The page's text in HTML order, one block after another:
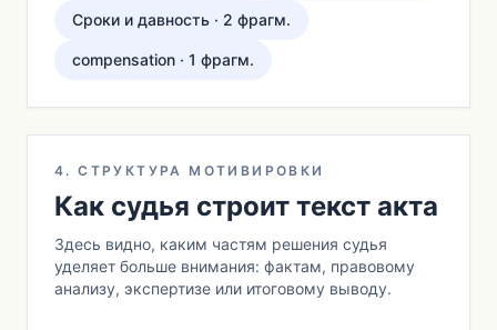
Сроки и давность · 2 фрагм.
compensation · 1 фрагм.
4. СТРУКТУРА МОТИВИРОВКИ
Как судья строит текст акта
Здесь видно, каким частям решения судья
уделяет больше внимания: фактам, правовому
анализу, экспертизе или итоговому выводу.